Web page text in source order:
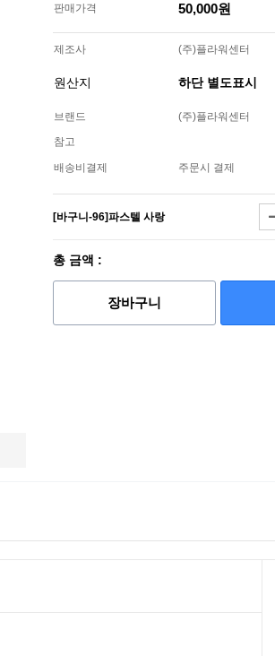
판매가격 50,000원
제조사 (주)플라워센터
원산지 하단 별도표시
브랜드
(주)플라워센터
참고
배송비결제 주문시 결제
[바구니-96]파스텔 사랑
총 금액 :
장바구니